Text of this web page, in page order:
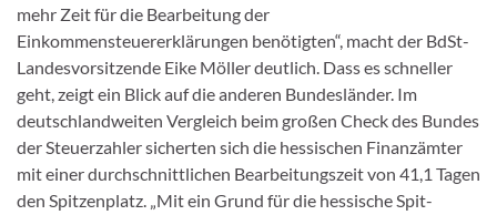
mehr Zeit für die Bearbeitung der
Einkommensteuererklärun­gen benötigten“, macht der BdSt-
Landesvorsitzende Eike Möller deutlich. Dass es schneller
geht, zeigt ein Blick auf die anderen Bundesländer. Im
deutschlandweiten Vergleich beim großen Check des Bundes
der Steuerzahler sicherten sich die hessischen Finanz­ämter
mit einer durchschnittlichen Bearbeitungszeit von 41,1 Tagen
den Spitzenplatz. „Mit ein Grund für die hessische Spit­